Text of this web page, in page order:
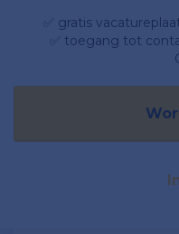
✅ gratis
✅ toegang tot